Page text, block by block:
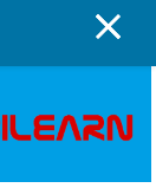
پرش به محتوای اصلی
پنل کناری